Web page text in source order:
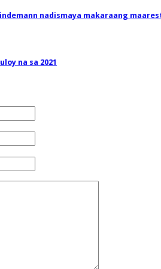
nadismaya makaraang
na sa 2021